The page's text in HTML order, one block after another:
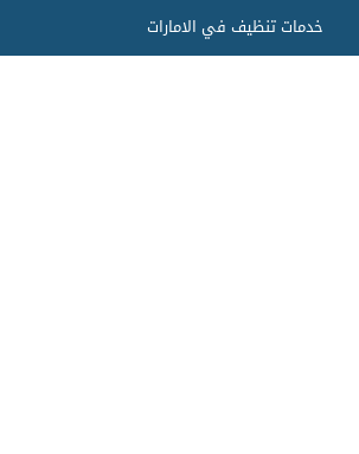
to
خدمات تنظيف في الامارات